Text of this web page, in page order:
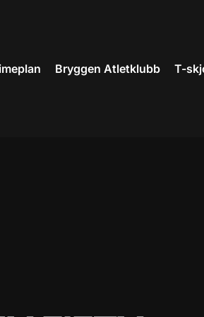
Bryggen Atletklubb T-